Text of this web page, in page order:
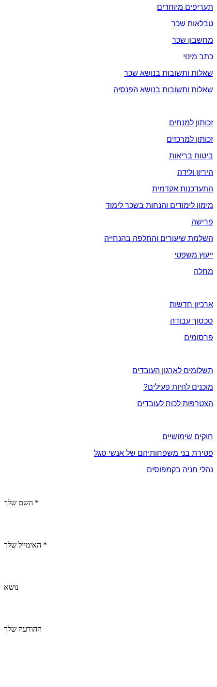
תעריפים מיוחדים
טבלאות שכר
מחשבון שכר
כתב מינוי
שאלות ותשובות בנושא שכר
שאלות ותשובות בנושא הפנסיה
זכותון למנחים
זכותון למרכזים
ביטוח בריאות
היריון ולידה
התעדכנות אקדמית
מימון לימודים והנחות בשכר לימוד
פרישה
השלמת שיעורים והחלפה בהנחייה
ייעוץ משפטי
מחלה
ארכיון חדשות
סכסוך עבודה
פרסומים
תשלומים לארגון העובדים
מוכנים להיות פעילים?
הצטרפות לכוח לעובדים
חוקים שימושיים
פטירת בני משפחותיהם של אנשי סגל
נהלי חניה בקמפוסים
השם שלך *
האימייל שלך *
נושא
ההודעה שלך